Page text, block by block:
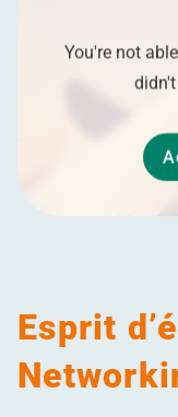
You're not
Esprit